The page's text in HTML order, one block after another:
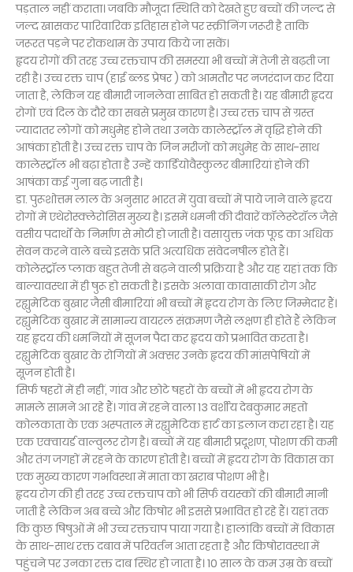
पड़ताल नहीं कराता। जबकि मौजूदा स्थिति को देखते हुए बच्चों की जल्द से
जल्द खासकर पारिवारिक इतिहास होने पर स्क्रीनिंग जरूरी है ताकि
जरूरत पड़ने पर रोकथाम के उपाय किये जा सकें।
हृदय रोगों की तरह उच्च रक्तचाप की समस्या भी बच्चों में तेजी से बढ़ती जा
रही है। उच्च रक्त चाप (हाई ब्लड प्रेषर ) को आमतौर पर नजरंदाज कर दिया
जाता है, लेकिन यह बीमारी जानलेवा साबित हो सकती है। यह बीमारी हृदय
रोगों एवं दिल के दौरे का सबसे प्रमुख कारण है। उच्च रक्त चाप से ग्रस्त
ज्यादातर लोगों को मधुमेह होने तथा उनके कालेस्ट्रॉल में वृद्धि होने की
आषंका होती है। उच्च रक्त चाप के जिन मरीजों को मधुमेह के साथ-साथ
कालेस्ट्रॉल भी बढ़ा होता है उन्हें कार्डियोवैस्कुलर बीमारियां होने की
आषंका कई गुना बढ़ जाती है।
डा. पुरूशोत्तम लाल के अनुसार भारत में युवा बच्चों में पाये जाने वाले हृदय
रोगों में एथेरोस्क्लेरोसिस मुख्य है। इसमें धमनी की दीवारें कॉलेस्टेरॉल जैसे
वसीय पदार्थों के निर्माण से मोटी हो जाती है। वसायुक्त जंक फूड का अधिक
सेवन करने वाले बच्चे इसके प्रति अत्यधिक संवेदनषील होते हैं।
कोलेस्ट्रॉल प्लाक बहुत तेजी से बढ़ने वाली प्रक्रिया है और यह यहां तक कि
बाल्यावस्था में ही षुरू हो सकती है। इसके अलावा कावासाकी रोग और
रह्युमेटिक बुखार जैसी बीमारियां भी बच्चों में हृदय रोग के लिए जिम्मेदार हैं।
रह्युमेटिक बुखार में सामान्य वायरल संक्रमण जैसे लक्षण ही होते हैं लेकिन
यह हृदय की धमनियों में सूजन पैदा कर हृदय को प्रभावित करता है।
रह्युमेटिक बुखार के रोगियों में अक्सर उनके हृदय की मांसपेषियों में
सूजन होती है।
सिर्फ षहरों में ही नहीं, गांव और छोटे षहरों के बच्चों में भी हृदय रोग के
मामले सामने आ रहे हैं। गांव में रहने वाला 13 वर्शीय देबकुमार महतो
कोलकाता के एक अस्पताल में रह्युमेटिक हार्ट का इलाज करा रहा है। यह
एक एक्वायर्ड वाल्वुलर रोग है। बच्चों में यह बीमारी प्रदूशण, पोशण की कमी
और तंग जगहों में रहने के कारण होती है। बच्चों में हृदय रोग के विकास का
एक मुख्य कारण गर्भावस्था में माता का खराब पोशण भी है।
हृदय रोग की ही तरह उच्च रक्तचाप को भी सिर्फ वयस्कों की बीमारी मानी
जाती है लेकिन अब बच्चे और किषोर भी इससे प्रभावित हो रहे हैं। यहां तक
कि कुछ षिषुओं में भी उच्च रक्तचाप पाया गया है। हालांकि बच्चों में विकास
के साथ-साथ रक्त दबाव में परिवर्तन आता रहता है और किषोरावस्था में
पहुंचने पर उनका रक्त दाब स्थिर हो जाता है। 10 साल के कम उम्र के बच्चों